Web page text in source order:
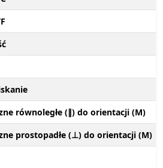
równoległe (∥) do orientacji (M)
prostopadłe (⊥) do orientacji (M)